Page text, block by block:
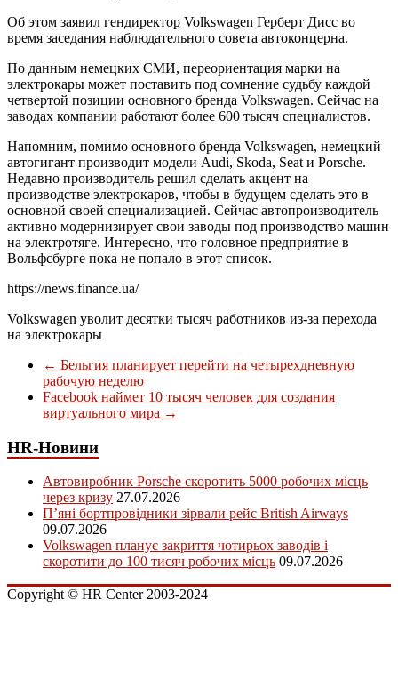
Об этом заявил гендиректор Volkswagen Герберт Дисс во
время заседания наблюдательного совета автоконцерна.
По данным немецких СМИ, переориентация марки на
электрокары может поставить под сомнение судьбу каждой
четвертой позиции основного бренда Volkswagen. Сейчас на
заводах компании работают более 600 тысяч специалистов.
Напомним, помимо основного бренда Volkswagen, немецкий
автогигант производит модели Audi, Skoda, Seat и Porsche.
Недавно производитель решил сделать акцент на
производстве электрокаров, чтобы в будущем сделать это в
основной своей специализацией. Сейчас автопроизводитель
активно модернизирует свои заводы под производство машин
на электротяге. Интересно, что головное предприятие в
Вольфсбурге пока не попало в этот список.
https://news.finance.ua/
Volkswagen уволит десятки тысяч работников из-за перехода
на электрокары
← Бельгия планирует перейти на четырехдневную
рабочую неделю
Facebook наймет 10 тысяч человек для создания
виртуального мира →
HR-Новини
Автовиробник Porsche скоротить 5000 робочих місць
через кризу 27.07.2026
П’яні бортпровідники зірвали рейс British Airways
09.07.2026
Volkswagen планує закриття чотирьох заводів і
скоротити до 100 тисяч робочих місць 09.07.2026
Copyright © HR Center 2003-2024